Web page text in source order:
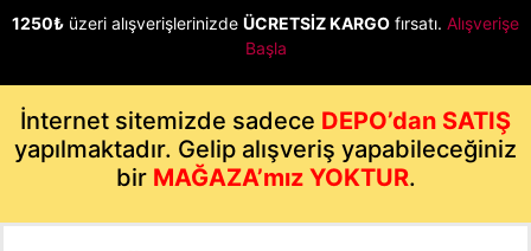
1250₺ üzeri alışverişlerinizde ÜCRETSİZ KARGO fırsatı. Alışverişe
Başla
İnternet sitemizde sadece DEPO’dan SATIŞ
yapılmaktadır. Gelip alışveriş yapabileceğiniz
bir MAĞAZA’mız YOKTUR.